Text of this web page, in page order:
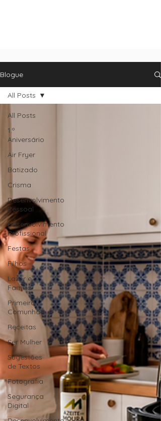
Blogue
All Posts
1.º
Aniversário
Air Fryer
Batizado
Crisma
Desenvolvimento
Pessoal
Desenvolvimento
Profissional
Festas
Filhos
Lazer e
Família
Primeira
Comunhão
Receitas
Ser Mulher
Sugestões
de Textos
Fotografia
Segurança
Digital
All Posts